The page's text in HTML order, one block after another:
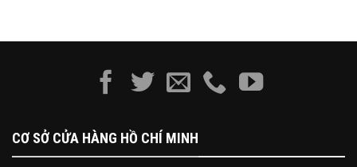
CƠ SỞ CỬA HÀNG HỒ CHÍ MINH